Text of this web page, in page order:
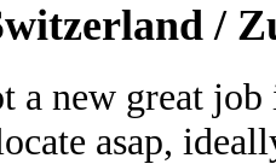
/
a new great
asap,